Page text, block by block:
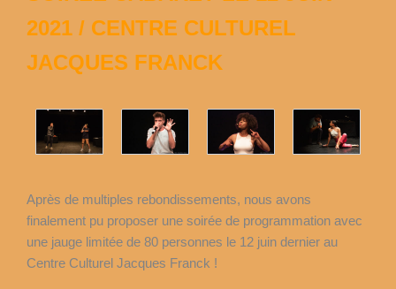
2021 / CENTRE CULTUREL
JACQUES FRANCK
Après de multiples rebondissements, nous avons
finalement pu proposer une soirée de programmation avec
une jauge limitée de 80 personnes le 12 juin dernier au
Centre Culturel Jacques Franck !